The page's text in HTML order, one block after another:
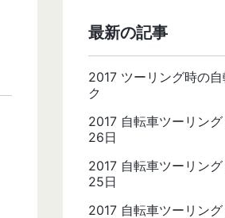
最新の記事
2017 ツーリング時の
ク
2017 自転車ツーリン
26日
2017 自転車ツーリン
25日
2017 自転車ツーリン